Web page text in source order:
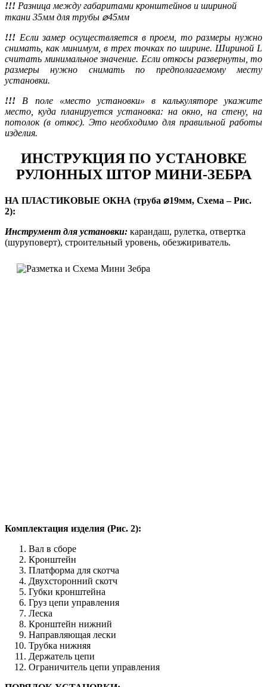
!!! Разница между габаритами кронштейнов и шириной
ткани 35мм для трубы ⌀45мм
!!! Если замер осуществляется в проем, то размеры нужно
снимать, как минимум, в трех точках по ширине. Шириной L
считать минимальное значение. Если откосы развернуты, то
размеры нужно снимать по предполагаемому месту
установки.
!!! В поле «место установки» в калькуляторе укажите
место, куда планируется установка: на окно, на стену, на
потолок (в откос). Это необходимо для правильной работы
изделия.
ИНСТРУКЦИЯ ПО УСТАНОВКЕ
РУЛОННЫХ ШТОР МИНИ-ЗЕБРА
НА ПЛАСТИКОВЫЕ ОКНА (труба ⌀19мм, Схема – Рис.
2):
Инструмент для установки: карандаш, рулетка, отвертка
(шуруповерт), строительный уровень, обезжириватель.
Комплектация изделия (Рис. 2):
Вал в сборе
Кронштейн
Платформа для скотча
Двухсторонний скотч
Губки кронштейна
Груз цепи управления
Леска
Кронштейн нижний
Направляющая лески
Трубка нижняя
Держатель цепи
Ограничитель цепи управления